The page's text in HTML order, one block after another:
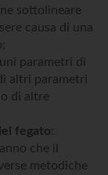
sottolineare
causa di una
parametri di
altri parametri
di altre
fegato:
che il
metodiche